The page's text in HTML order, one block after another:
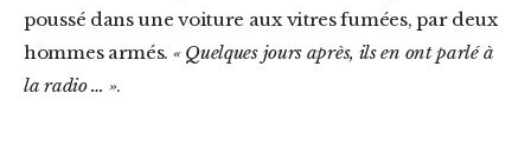
poussé dans une voiture aux vitres fumées, par deux
hommes armés. « Quelques jours après, ils en ont parlé à
la radio … ».